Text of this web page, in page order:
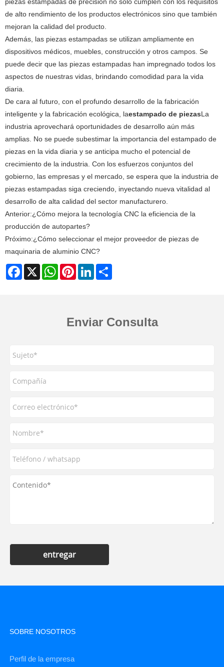
de alto rendimiento de los productos electrónicos sino que también
mejoran la calidad del producto.
Además, las piezas estampadas se utilizan ampliamente en
dispositivos médicos, muebles, construcción y otros campos. Se
puede decir que las piezas estampadas han impregnado todos los
aspectos de nuestras vidas, brindando comodidad para la vida
diaria.
De cara al futuro, con el profundo desarrollo de la fabricación
inteligente y la fabricación ecológica, laestampado de piezasLa
industria aprovechará oportunidades de desarrollo aún más
amplias. No se puede subestimar la importancia del estampado de
piezas en la vida diaria y se anticipa mucho el potencial de
crecimiento de la industria. Con los esfuerzos conjuntos del
gobierno, las empresas y el mercado, se espera que la industria de
piezas estampadas siga creciendo, inyectando nueva vitalidad al
desarrollo de alta calidad del sector manufacturero.
Anterior:¿Cómo mejora la tecnología CNC la eficiencia de la
producción de autopartes?
Próximo:¿Cómo seleccionar el mejor proveedor de piezas de
maquinaria de aluminio CNC?
Facebook
X WhatsAppPinterestLinkedIn
Enviar Consulta
entregar
SOBRE NOSOTROS
Perfil de la empresa